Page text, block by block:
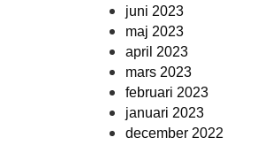
juni 2023
maj 2023
april 2023
mars 2023
februari 2023
januari 2023
december 2022